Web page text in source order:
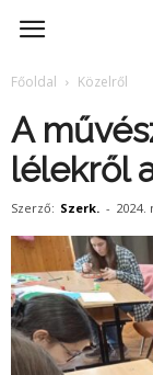
RomKat.ro
Főoldal Közelről
A
lélekről
Szerző: Szerk. - 2024.